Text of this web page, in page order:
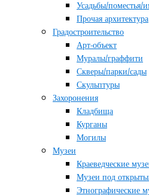
Усадьбы/поместья/
Прочая архитектура
Градостроительство
Арт-объект
Муралы/граффити
Скверы/парки/сады
Скульптуры
Захоронения
Кладбища
Курганы
Могилы
Музеи
Краеведческие
Музеи под
Этнографические